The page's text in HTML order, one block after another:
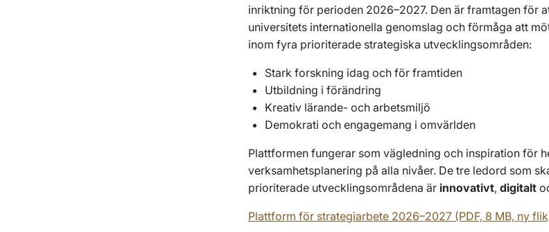
inriktning för perioden 2026–2027. Den är framtagen för
universitets internationella genomslag och förmåga att
inom fyra prioriterade strategiska utvecklingsområden:
Stark forskning idag och för framtiden
Utbildning i förändring
Kreativ lärande- och arbetsmiljö
Demokrati och engagemang i omvärlden
Plattformen fungerar som vägledning och inspiration för
verksamhetsplanering på alla nivåer. De tre ledord som
prioriterade utvecklingsområdena är innovativt, digitalt
Plattform för strategiarbete 2026–2027 (PDF, 8 MB, ny